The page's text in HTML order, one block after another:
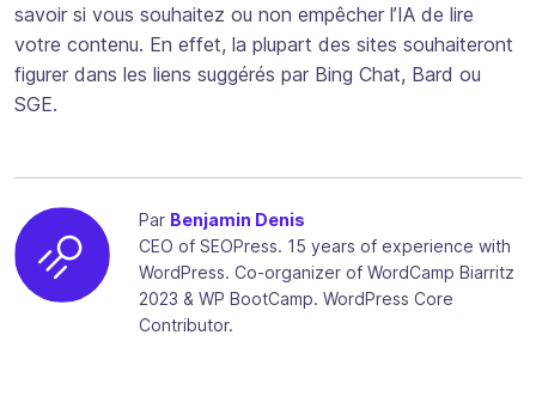
savoir si vous souhaitez ou non empêcher l’IA de lire
votre contenu. En effet, la plupart des sites souhaiteront
figurer dans les liens suggérés par Bing Chat, Bard ou
SGE.
Par Benjamin Denis
CEO of SEOPress. 15 years of experience with
WordPress. Co-organizer of WordCamp Biarritz
2023 & WP BootCamp. WordPress Core
Contributor.